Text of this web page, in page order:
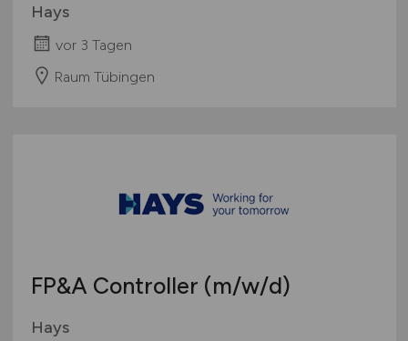
Hays
vor 3 Tagen
Raum Tübingen
FP&A Controller (m/w/d)
Hays